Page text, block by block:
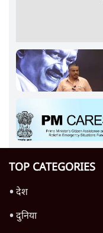
TOP CATEGORIES
देश
दुनिया